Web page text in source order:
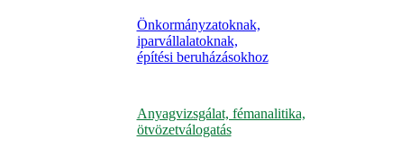
Önkormányzatoknak,
iparvállalatoknak,
építési beruházásokhoz
Anyagvizsgálat, fémanalitika,
ötvözetválogatás